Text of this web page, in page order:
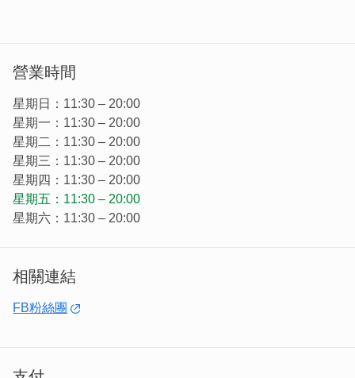
利雷咖啡每日不定時限量手做甜點，都在櫥窗裡等著您來享
用，也有手作貝果的品項(貝果需要事先預訂喔)
營業時間
星期日：11:30 – 20:00
星期一：11:30 – 20:00
星期二：11:30 – 20:00
星期三：11:30 – 20:00
星期四：11:30 – 20:00
星期五：11:30 – 20:00
星期六：11:30 – 20:00
相關連結
FB粉絲團